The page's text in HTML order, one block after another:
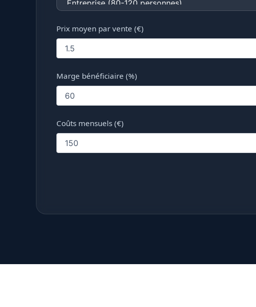
Prix moyen par vente (€)
Marge bénéficiaire (%)
Coûts mensuels (€)